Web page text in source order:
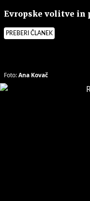
Evropske volitve in
PREBERI ČLANEK
Foto:Ana Kovač